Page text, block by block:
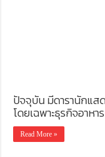
ปัจจุบัน มีดารานักแส
โดยเฉพาะธุรกิจอาหา
Read More »